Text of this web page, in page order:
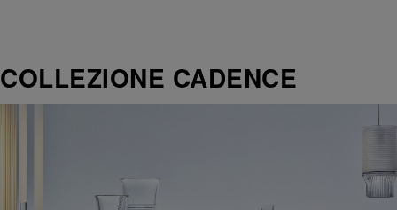
COLLEZIONE CADENCE